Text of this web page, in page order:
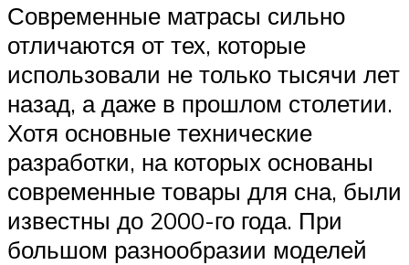
Современные матрасы сильно
отличаются от тех, которые
использовали не только тысячи лет
назад, а даже в прошлом столетии.
Хотя основные технические
разработки, на которых основаны
современные товары для сна, были
известны до 2000-го года. При
большом разнообразии моделей